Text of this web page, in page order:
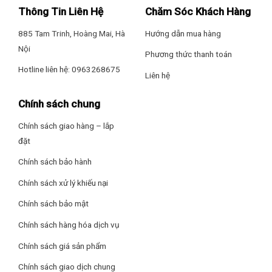
– Giặt ngâm
– Chăn mền
– Diệt khuẩn (StainMaster+ kết hợp hơi nước)
– Giặt nước nóng StainMaster+
– Công nghệ đánh tan bột giặt Turbo Mixer
– Aroma+ giúp đồ giặt thơm hơn, mềm mại hơn
– Công nghệ AI Smart Wash
nhân tạo để phân tích khối lượng và độ bẩn của quần áo.
Nhờ đó, máy sẽ tự động điều chỉnh thời gian giặt, lượng nước
và tốc độ quay sao cho phù hợp với từng mẻ đồ. Điều này
không chỉ giúp giặt sạch hiệu quả mà còn tiết kiệm điện,
lại đã có máy lo – vừa tiện lợi vừa tiết kiệm chi phí sinh hoạt
Thông Tin Liên Hệ
885 Tam Trinh, Hoàng Mai, Hà
Nội
Hotline liên hệ: 0963268675
Chăm Sóc Khách Hàng
Hướng dẫn mua hàng
Phương thức thanh toán
Liên hệ
Chính sách chung
Chính sách giao hàng – lắp
đặt
Chính sách bảo hành
Chính sách xử lý khiếu nại
Chính sách bảo mật
Chính sách hàng hóa dịch vụ
Chính sách giá sản phẩm
Chính sách giao dịch chung